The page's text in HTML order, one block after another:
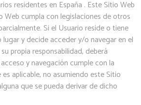
residentes en España . Este Sitio Web
Web cumpla con legislaciones de otros
Si el Usuario reside o tiene
y decide acceder y/o navegar en el
propia responsabilidad, deberá
y navegación cumple con la
aplicable, no asumiendo este Sitio
que se pueda derivar de dicho